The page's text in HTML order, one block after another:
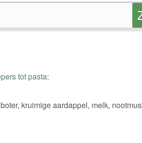
tot pasta:
kruimige aardappel, melk,